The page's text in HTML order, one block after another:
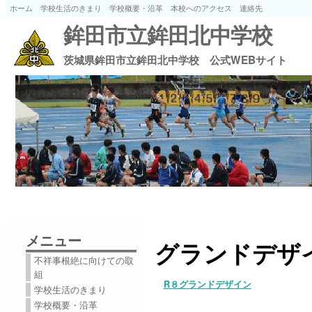
ホーム 学校生活のきまり 学校概要・沿革 本校へのアクセス 連絡先
鉾田市立鉾田北中学校
茨城県鉾田市立鉾田北中学校 公式WEBサイト
メニュー
不祥事根絶に向けての取
組
学校生活のきまり
学校概要・沿革
グランドデザ
R８グランドデザイン